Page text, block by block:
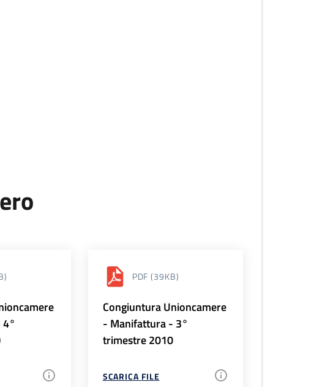
PDF (39KB)
Congiuntura Unioncamere
- Manifattura - 3°
trimestre 2010
SCARICA FILE